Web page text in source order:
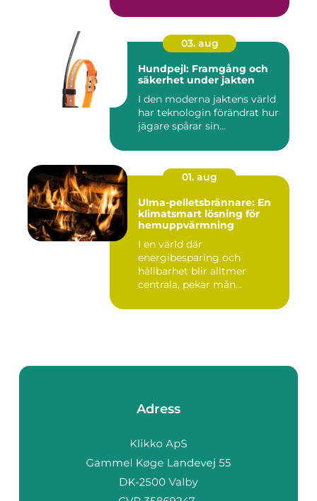
03. aug
Hundpejl: Framgång och
säkerhet under jakten
I den moderna jaktens värld
har teknologin förändrat hur
jägare spårar sin...
01. aug
Ulma-pelletsbrännare: En
klimatsmart lösning för
hemuppvärmning
I en värld där
energibesparing och
hållbarhet blir alltmer
centrala, pekar mån...
Adress